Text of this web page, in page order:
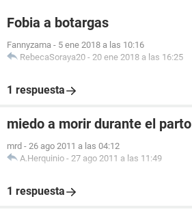
Fobia a botargas
Fannyzama - 5 ene 2018 a las 10:16
RebecaSoraya20 - 20 ene 2018 a las 16:25
1 respuesta
miedo a morir durante el parto
mrd - 26 ago 2011 a las 04:12
A.Herquinio - 27 ago 2011 a las 11:49
1 respuesta